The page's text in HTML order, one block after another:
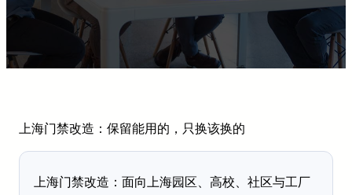
上海门禁改造：保留能用的，只换该换的
上海门禁改造：面向上海园区、高校、社区与工厂